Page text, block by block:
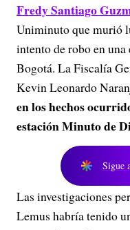
Fredy Santiago
Uniminuto que murió
intento de robo en
Bogotá. La Fiscalía
Kevin Leonardo
en los hechos
estación Minuto de
Sigue
Las investigaciones
Lemus habría tenido